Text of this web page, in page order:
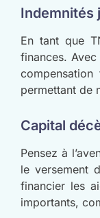
Indemnités
En tant que
finances.
permettant de
Capital
Pensez à
le versement
financier les
importants,